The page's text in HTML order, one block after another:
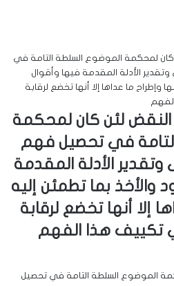
لئن كان لمحكمة
في تحصيل فهم
الأدلة المقدمة
والأخذ بما تطمئن إليه
إلا أنها تخضع لرقابة
هذا الفهم